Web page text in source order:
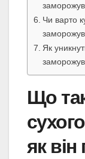
Чи варто
Як
Що
як